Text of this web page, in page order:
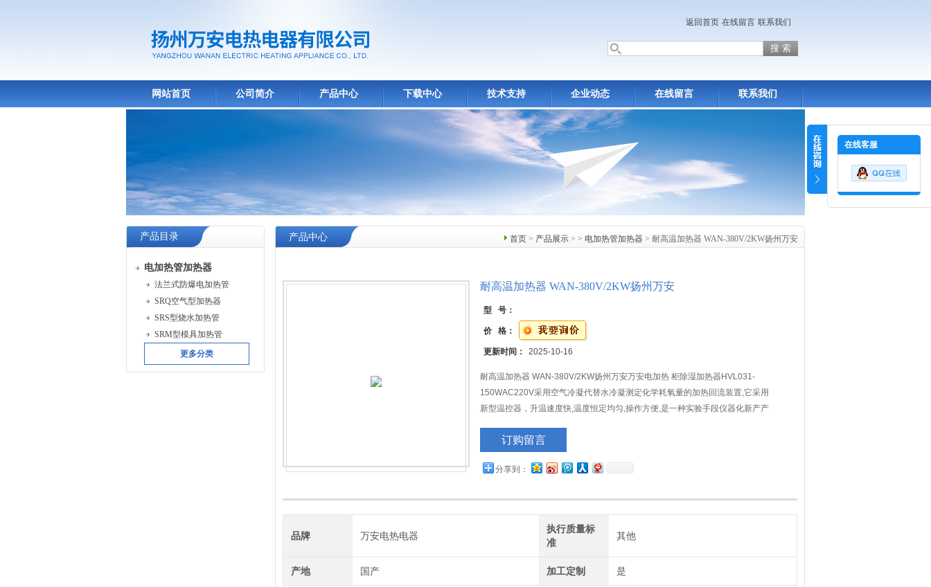
返回首页 在线留言 联系我们
网站首页 公司简介 产品中心 下载中心 技术支持 企业动态 在线留言 联系我们
产品目录
电加热管加热器
法兰式防爆电加热管
SRQ空气型加热器
SRS型烧水加热管
SRM型模具加热管
更多分类
首页 > 产品展示 > > 电加热管加热器 > 耐高温加热器 WAN-380V/2KW扬州万安
产品中心
耐高温加热器 WAN-380V/2KW扬州万安
型 号：
价 格：
更新时间： 2025-10-16
耐高温加热器 WAN-380V/2KW扬州万安万安电加热 柜除湿加热器HVL031-
150WAC220V采用空气冷凝代替水冷凝测定化学耗氧量的加热回流装置,它采用
新型温控器，升温速度快,温度恒定均匀,操作方便,是一种实验手段仪器化新产产
订购留言
分享到：
品牌 万安电热电器
执行质量标
准
其他
产地 国产 加工定制 是
在线客服